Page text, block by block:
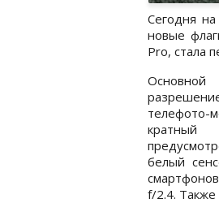
Сегодня
новые
Pro, стала
белый
f/2.4. Также